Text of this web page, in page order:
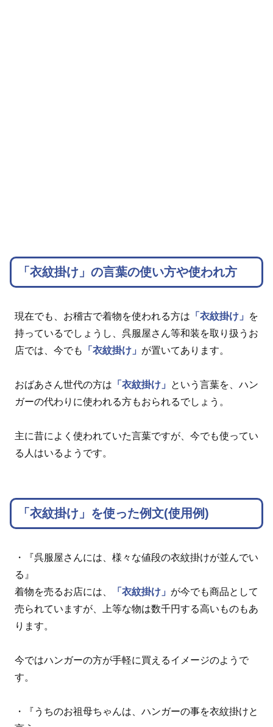
「衣紋掛け」の言葉の使い方や使われ方
現在でも、お稽古で着物を使われる方は 「衣紋掛け」
を
持っているでしょうし、呉服屋さん等和装を取り扱うお
店では、今でも
「衣紋掛け」 が置いてあります。
おばあさん世代の方は 「衣紋掛け」
という言葉を、ハン
ガーの代わりに使われる方もおられるでしょう。
主に昔によく使われていた言葉ですが、今でも使ってい
る人はいるようです。
「衣紋掛け」を使った例文(使用例)
・『呉服屋さんには、様々な値段の衣紋掛けが並んでい
る』
着物を売るお店には、
「衣紋掛け」 が今でも商品として
売られていますが、上等な物は数千円する高いものもあ
ります。
今ではハンガーの方が手軽に買えるイメージのようで
す。
・『うちのお祖母ちゃんは、ハンガーの事を衣紋掛けと